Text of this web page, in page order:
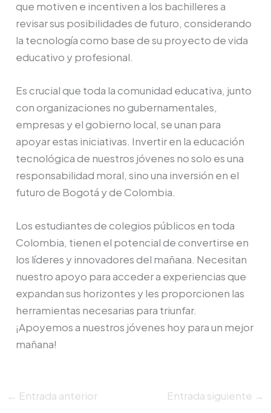
que motiven e incentiven a los bachilleres a
revisar sus posibilidades de futuro, considerando
la tecnología como base de su proyecto de vida
educativo y profesional.
Es crucial que toda la comunidad educativa, junto
con organizaciones no gubernamentales,
empresas y el gobierno local, se unan para
apoyar estas iniciativas. Invertir en la educación
tecnológica de nuestros jóvenes no solo es una
responsabilidad moral, sino una inversión en el
futuro de Bogotá y de Colombia.
Los estudiantes de colegios públicos en toda
Colombia, tienen el potencial de convertirse en
los líderes y innovadores del mañana. Necesitan
nuestro apoyo para acceder a experiencias que
expandan sus horizontes y les proporcionen las
herramientas necesarias para triunfar.
¡Apoyemos a nuestros jóvenes hoy para un mejor
mañana!
← Entrada anterior Entrada siguiente →